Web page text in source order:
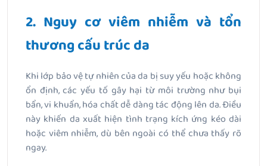
2. Nguy cơ viêm nhiễm và tổn
thương cấu trúc da
Khi lớp bảo vệ tự nhiên của da bị suy yếu hoặc không
ổn định, các yếu tố gây hại từ môi trường như bụi
bẩn, vi khuẩn, hóa chất dễ dàng tác động lên da. Điều
này khiến da xuất hiện tình trạng kích ứng kéo dài
hoặc viêm nhiễm, dù bên ngoài có thể chưa thấy rõ
ngay.